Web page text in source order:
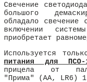
Свечение
большого
обладало свечение
включении
приобретает
Используется
питания для ПСО-
прицела от
"Прима" (АА, LR6)